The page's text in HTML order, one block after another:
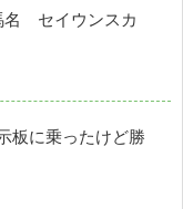
名 セイウンスカ
板に乗ったけど勝